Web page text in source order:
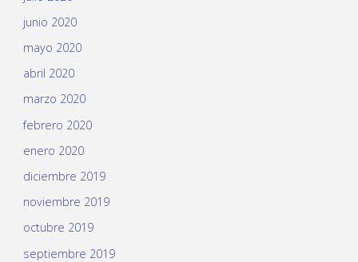
junio 2020
mayo 2020
abril 2020
marzo 2020
febrero 2020
enero 2020
diciembre 2019
noviembre 2019
octubre 2019
septiembre 2019